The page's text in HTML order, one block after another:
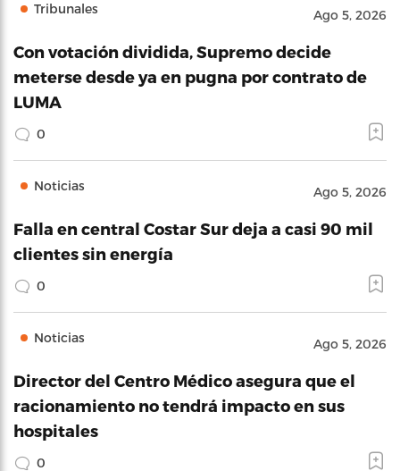
Tribunales Ago 5, 2026
Con votación dividida, Supremo decide
meterse desde ya en pugna por contrato de
LUMA
0
Noticias Ago 5, 2026
Falla en central Costar Sur deja a casi 90 mil
clientes sin energía
0
Noticias Ago 5, 2026
Director del Centro Médico asegura que el
racionamiento no tendrá impacto en sus
hospitales
0